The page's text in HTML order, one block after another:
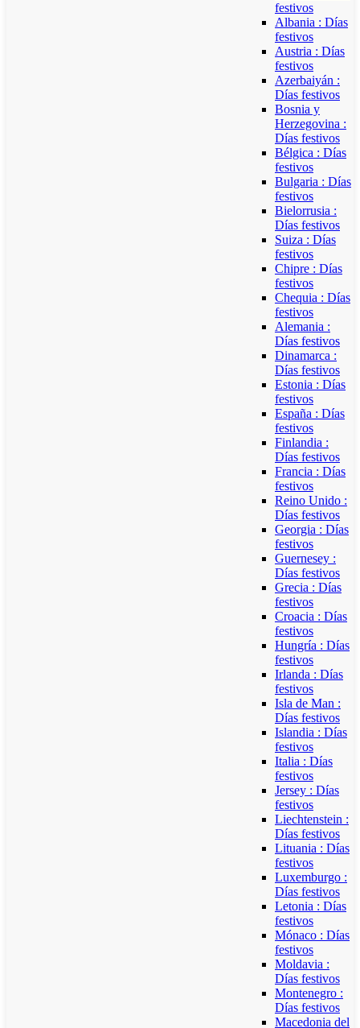
festivos
Albania : Días
festivos
Austria : Días
festivos
Azerbaiyán :
Días festivos
Bosnia y
Herzegovina :
Días festivos
Bélgica : Días
festivos
Bulgaria : Días
festivos
Bielorrusia :
Días festivos
Suiza : Días
festivos
Chipre : Días
festivos
Chequia : Días
festivos
Alemania :
Días festivos
Dinamarca :
Días festivos
Estonia : Días
festivos
España : Días
festivos
Finlandia :
Días festivos
Francia : Días
festivos
Reino Unido :
Días festivos
Georgia : Días
festivos
Guernesey :
Días festivos
Grecia : Días
festivos
Croacia : Días
festivos
Hungría : Días
festivos
Irlanda : Días
festivos
Isla de Man :
Días festivos
Islandia : Días
festivos
Italia : Días
festivos
Jersey : Días
festivos
Liechtenstein :
Días festivos
Lituania : Días
festivos
Luxemburgo :
Días festivos
Letonia : Días
festivos
Mónaco : Días
festivos
Moldavia :
Días festivos
Montenegro :
Días festivos
Macedonia del